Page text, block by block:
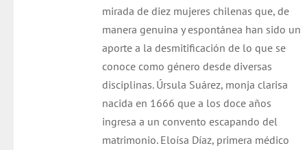
mirada de diez mujeres chilenas que, de
manera genuina y espontánea han sido un
aporte a la desmitificación de lo que se
conoce como género desde diversas
disciplinas. Úrsula Suárez, monja clarisa
nacida en 1666 que a los doce años
ingresa a un convento escapando del
matrimonio. Eloísa Díaz, primera médico